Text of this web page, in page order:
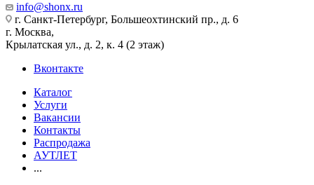
info@shonx.ru
г. Санкт-Петербург, Большеохтинский пр., д. 6
г. Москва,
Крылатская ул., д. 2, к. 4 (2 этаж)
Вконтакте
Каталог
Услуги
Вакансии
Контакты
Распродажа
АУТЛЕТ
...